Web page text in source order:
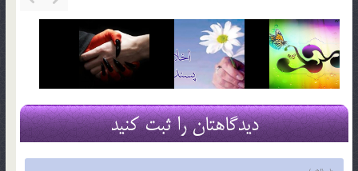
دیدگاهتان را ثبت کنید